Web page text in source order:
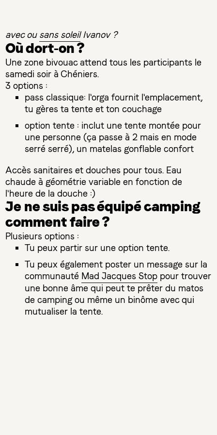
avec ou sans soleilIvanov ?
Où dort-on ?
Une zone bivouac attend tous les participants le
samedi soir à Chéniers.
3 options :
pass classique: l'orga fournit l'emplacement,
tu gères ta tente et ton couchage
option tente : inclut une tente montée pour
une personne (ça passe à 2 mais en mode
serré serré), un matelas gonflable confort
Accès sanitaires et douches pour tous. Eau
chaude à géométrie variable en fonction de
l'heure de la douche :)
Je ne suis pas équipé camping
comment faire ?
Plusieurs options :
Tu peux partir sur une option tente.
Tu peux également poster un message sur la
communauté Mad Jacques Stop pour trouver
une bonne âme qui peut te prêter du matos
de camping ou même un binôme avec qui
mutualiser la tente.